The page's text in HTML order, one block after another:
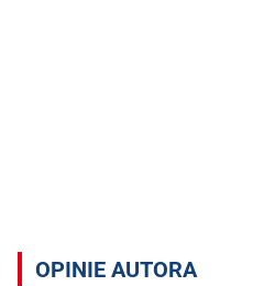
Opinie autora Dawid Wildstein
OPINIE AUTORA